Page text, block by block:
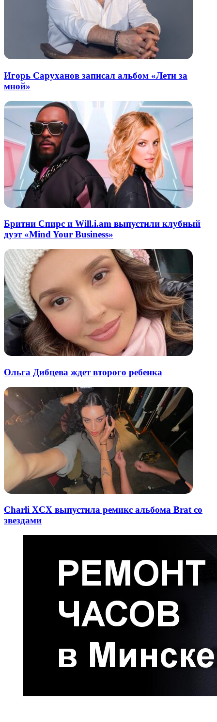
Игорь Саруханов записал альбом «Лети за
мной»
Бритни Спирс и Will.i.am выпустили клубный
дуэт «Mind Your Business»
Ольга Дибцева ждет второго ребенка
Charli XCX выпустила ремикс альбома Brat со
звездами